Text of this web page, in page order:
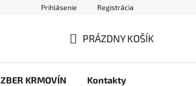
Prihlásenie Registrácia
KOŠÍK
PRÁZDNY KOŠÍK
ZBER KRMOVÍN Kontakty